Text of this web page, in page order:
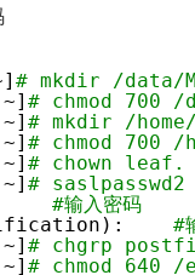
# mkdir /data/
# chmod 700
# mkdir /
# chmod 700
# chown
#
#输入密码
#
# chgrp
# chmod 640